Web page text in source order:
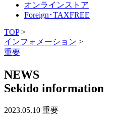
オンラインストア
Foreign･TAXFREE
TOP>
インフォメーション >
重要
NEWS
Sekido information
2023.05.10 重要